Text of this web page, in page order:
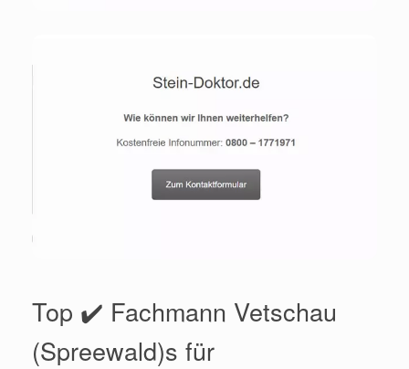
Top ✔️ Fachmann Vetschau
(Spreewald)s für